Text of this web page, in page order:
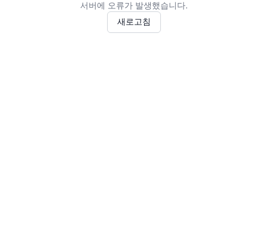
서버에 오류가 발생했습니다.
새로고침